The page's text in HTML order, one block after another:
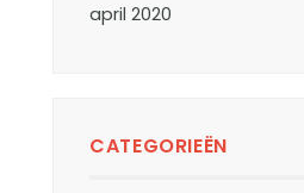
april 2020
CATEGORIEËN